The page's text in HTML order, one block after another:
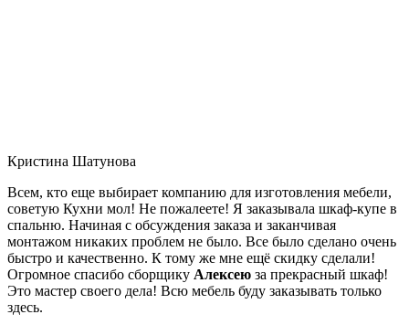
Кристина Шатунова
Всем, кто еще выбирает компанию для изготовления мебели,
советую Кухни мол! Не пожалеете! Я заказывала шкаф-купе в
спальню. Начиная с обсуждения заказа и заканчивая
монтажом никаких проблем не было. Все было сделано очень
быстро и качественно. К тому же мне ещё скидку сделали!
Огромное спасибо сборщику Алексею за прекрасный шкаф!
Это мастер своего дела! Всю мебель буду заказывать только
здесь.